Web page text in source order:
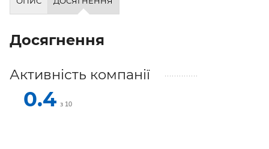
Досягнення
Активність компанії
0.4 з 10